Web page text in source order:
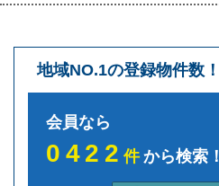
地域NO.1の登録物件数！
会員なら
0422件から検索！